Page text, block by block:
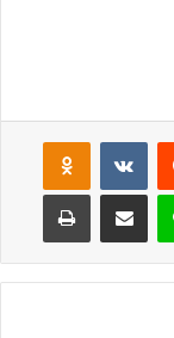
لاين